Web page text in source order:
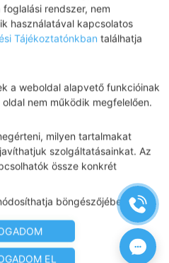
rendszer, nem
használatával kapcsolatos
Tájékoztatónkban találhatja
a weboldal alapvető funkcióinak
nem működik megfelelően.
milyen tartalmakat
szolgáltatásainkat. Az
össze konkrét
böngészőjében.
EL
éve nem szedek
sajnos nagyon hullik
a fejbőröm sokat
éppen ellenkezőleg
hormonális
aki a fejbőrömre
de egyebet nem.
a problémáimat.
mert ha 1-2 hónap
éven keresztül. A hajam
megijedtem